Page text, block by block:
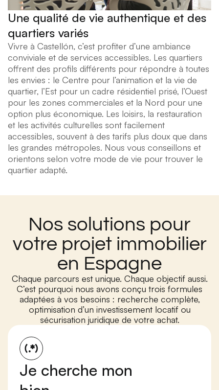
Une qualité de vie authentique et des
quartiers variés
Vivre à Castellón, c’est profiter d’une ambiance
conviviale et de services accessibles. Les quartiers
offrent des profils différents pour répondre à toutes
les envies : le Centre pour l’animation et la vie de
quartier, l’Est pour un cadre résidentiel prisé, l’Ouest
pour les zones commerciales et la Nord pour une
option plus économique. Les loisirs, la restauration
et les activités culturelles sont facilement
accessibles, souvent à des tarifs plus doux que dans
les grandes métropoles. Nous vous conseillons et
orientons selon votre mode de vie pour trouver le
quartier adapté.
Nos solutions pour
votre projet immobilier
en Espagne
Chaque parcours est unique. Chaque objectif aussi.
C’est pourquoi nous avons conçu trois formules
adaptées à vos besoins : recherche complète,
optimisation d’un investissement locatif ou
sécurisation juridique de votre achat.
Je cherche mon